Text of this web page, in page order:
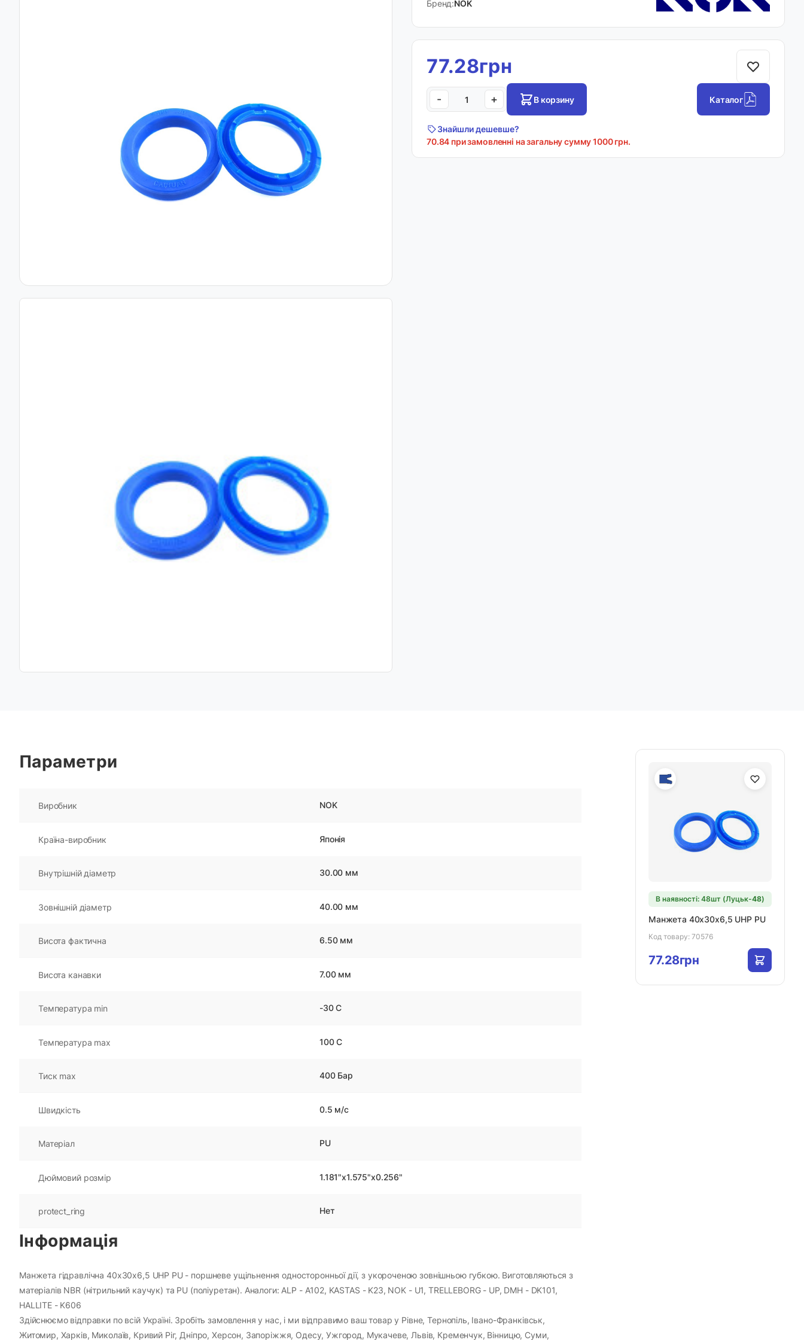
Бренд:NOK
77.28грн
- + В корзину Каталог
Знайшли дешевше?
70.84 при замовленні на загальну сумму 1000 грн.
Параметри
Виробник NOK
Країна-виробник Японія
Внутрішній діаметр 30.00 мм
Зовнішній діаметр 40.00 мм
Висота фактична 6.50 мм
Висота канавки 7.00 мм
Температура min -30 С
Температура max 100 С
Тиск max 400 Бар
Швидкість 0.5 м/с
Матеріал PU
Дюймовий розмір 1.181"x1.575"x0.256"
protect_ring Нет
Інформація
Манжета гідравлічна 40х30х6,5 UHP PU - поршневе ущільнення односторонньої дії, з укороченою зовнішньою губкою. Виготовляються з
матеріалів NBR (нітрильний каучук) та PU (поліуретан). Аналоги: ALP - A102, KASTAS - K23, NOK - U1, TRELLEBORG - UP, DMH - DK101,
HALLITE - K606
Здійснюємо відправки по всій Україні. Зробіть замовлення у нас, і ми відправимо ваш товар у Рівне, Тернопіль, Івано-Франківськ,
Житомир, Харків, Миколаїв, Кривий Ріг, Дніпро, Херсон, Запоріжжя, Одесу, Ужгород, Мукачеве, Львів, Кременчук, Вінницю, Суми,
В наявності: 48шт (Луцьк-48)
Манжета 40х30х6,5 UHP PU
Код товару: 70576
77.28грн